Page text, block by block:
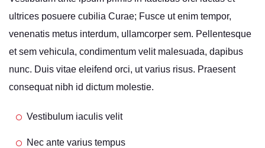
ultrices posuere cubilia Curae; Fusce ut enim tempor,
venenatis metus interdum, ullamcorper sem. Pellentesque
et sem vehicula, condimentum velit malesuada, dapibus
nunc. Duis vitae eleifend orci, ut varius risus. Praesent
consequat nibh id dictum molestie.
Vestibulum iaculis velit
Nec ante varius tempus